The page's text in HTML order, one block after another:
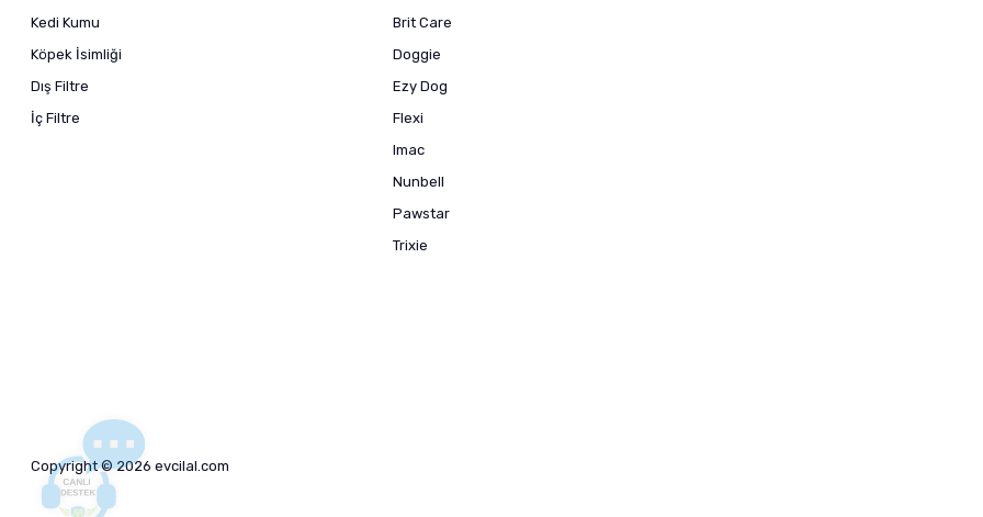
Kedi Kumu
Köpek İsimliği
Dış Filtre
İç Filtre
Brit Care
Doggie
Ezy Dog
Flexi
Imac
Nunbell
Pawstar
Trixie
Copyright © 2026 evcilal.com